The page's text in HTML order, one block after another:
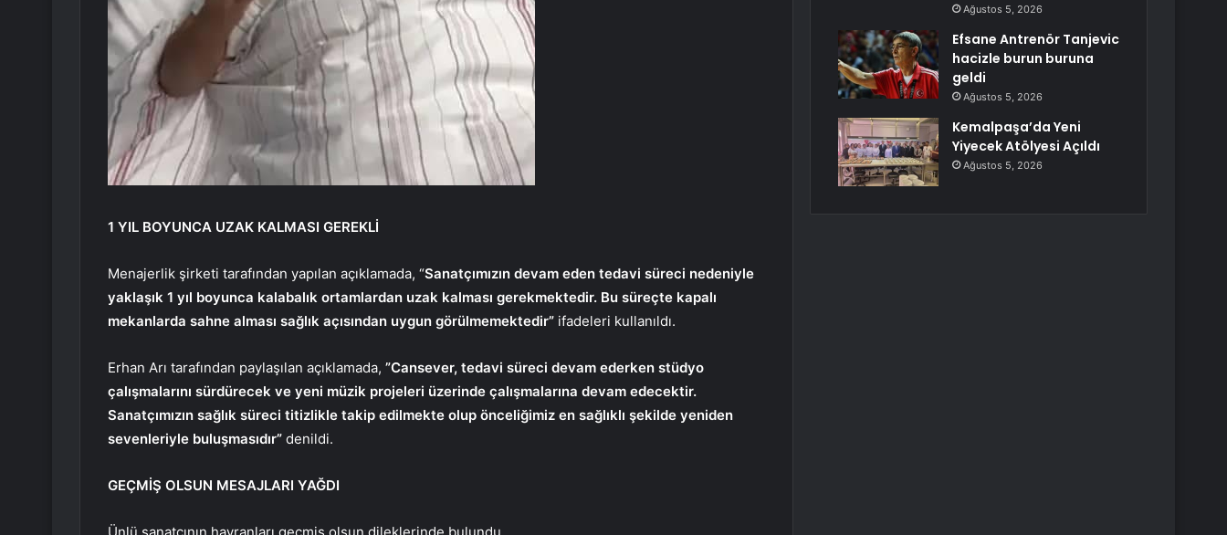
1 YIL BOYUNCA UZAK KALMASI GEREKLİ
Menajerlik şirketi tarafından yapılan açıklamada, “Sanatçımızın devam eden tedavi süreci nedeniyle
yaklaşık 1 yıl boyunca kalabalık ortamlardan uzak kalması gerekmektedir. Bu süreçte kapalı
mekanlarda sahne alması sağlık açısından uygun görülmemektedir” ifadeleri kullanıldı.
Erhan Arı tarafından paylaşılan açıklamada, ”Cansever, tedavi süreci devam ederken stüdyo
çalışmalarını sürdürecek ve yeni müzik projeleri üzerinde çalışmalarına devam edecektir.
Sanatçımızın sağlık süreci titizlikle takip edilmekte olup önceliğimiz en sağlıklı şekilde yeniden
sevenleriyle buluşmasıdır” denildi.
GEÇMİŞ OLSUN MESAJLARI YAĞDI
Ünlü sanatçının hayranları geçmiş olsun dileklerinde bulundu.
Ağustos 5, 2026
Efsane Antrenör Tanjevic
hacizle burun buruna
geldi
Ağustos 5, 2026
Kemalpaşa’da Yeni
Yiyecek Atölyesi Açıldı
Ağustos 5, 2026